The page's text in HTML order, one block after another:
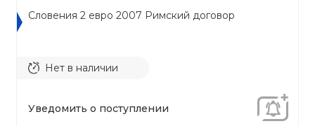
Словения 2 евро 2007 Римский договор
Нет в наличии
Уведомить о поступлении